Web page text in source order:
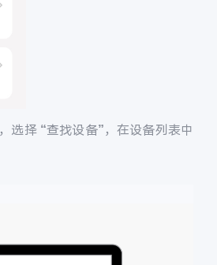
，选择 “查找设备”，在设备列表中